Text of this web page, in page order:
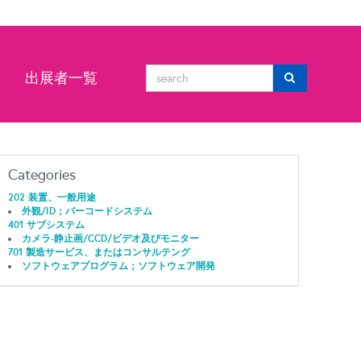
出展者一覧
Categories
202 装置、一般用途
外観/ID；バーコードシステム
401 サブシステム
カメラ-静止画/CCD/ビデオ及びモニター
701 製造サービス、またはコンサルテング
ソフトウェアプログラム；ソフトウェア開発